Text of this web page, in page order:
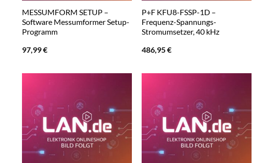
MESSUMFORM SETUP –
Software Messumformer Setup-
Programm
97,99€
P+F KFU8-FSSP-1D –
Frequenz-Spannungs-
Stromumsetzer, 40 kHz
486,95€